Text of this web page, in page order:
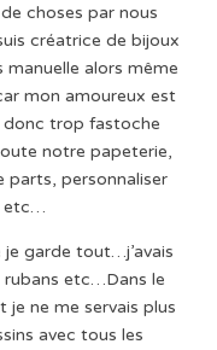
choses par nous
créatrice de bijoux
manuelle alors même
mon amoureux est
donc trop fastoche
notre papeterie,
parts, personnaliser
etc…
garde tout…j’avais
etc…Dans le
ne me servais plus
avec tous les